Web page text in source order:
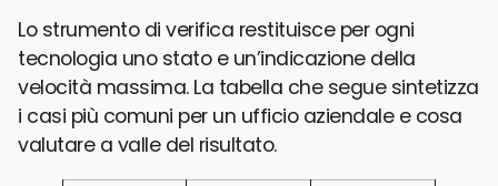
Lo strumento di verifica restituisce per ogni
tecnologia uno stato e un’indicazione della
velocità massima. La tabella che segue sintetizza
i casi più comuni per un ufficio aziendale e cosa
valutare a valle del risultato.